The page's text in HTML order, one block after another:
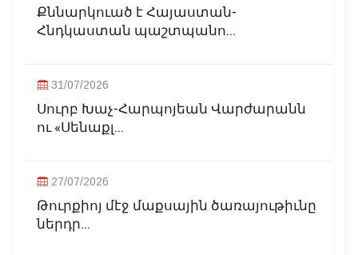
Քննարկուած է Հայաստան-
Հնդկաստան պաշտպանո...
31/07/2026
Սուրբ Խաչ-Հարպոյեան Վարժարանն
ու «Սենաքլ...
27/07/2026
Թուրքիոյ մէջ մաքսային ծառայութիւնը
ներդր...